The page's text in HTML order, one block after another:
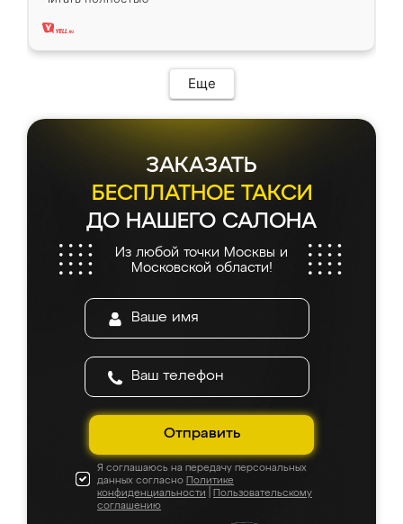
два года, нареканий нет.
Еще
ЗАКАЗАТЬ
БЕСПЛАТНОЕ ТАКСИ
ДО НАШЕГО САЛОНА
Из любой точки Москвы и
Московской области!
Отправить
Я соглашаюсь на передачу персональных
данных согласно Политике
конфиденциальности
Пользовательскому
соглашению